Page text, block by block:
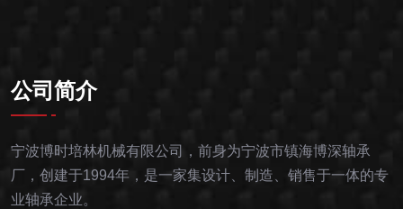
公司简介
宁波博时培林机械有限公司，前身为宁波市镇海博深轴承
厂，创建于1994年，是一家集设计、制造、销售于一体的专
业轴承企业。